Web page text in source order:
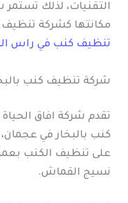
التقنيات، لذلك
مكانتها كشركة
تنظيف كنب في راس
شركة تنظيف كنب
تقدم شركة افاق
كنب بالبخار في
على تنظيف الكنب بعمق
نسيج القماش.